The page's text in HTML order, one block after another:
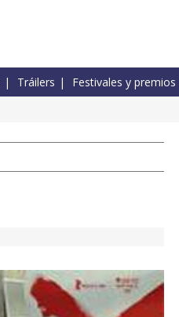
Tráilers Festivales y premios